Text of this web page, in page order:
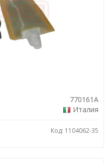
770161A
Италия
Код: 1104062-35